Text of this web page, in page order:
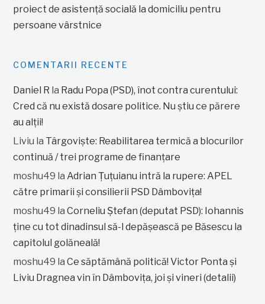
proiect de asistență socială la domiciliu pentru
persoane vârstnice
COMENTARII RECENTE
Daniel R la Radu Popa (PSD), înot contra curentului:
Cred că nu există dosare politice. Nu știu ce părere
au alții!
Liviu la Târgoviște: Reabilitarea termică a blocurilor
continuă / trei programe de finanțare
moshu49 laAdrian Țuțuianu intră la rupere: APEL
către primarii și consilierii PSD Dâmbovița!
moshu49 laCorneliu Ștefan (deputat PSD): Iohannis
ține cu tot dinadinsul să-l depășească pe Băsescu la
capitolul golăneală!
moshu49 laCe săptămână politică! Victor Ponta și
Liviu Dragnea vin în Dâmbovița, joi și vineri (detalii)